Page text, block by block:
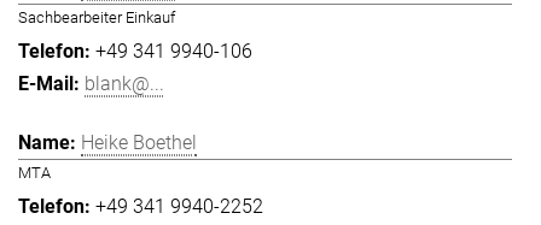
Sachbearbeiter Einkauf
+49 341 9940-106
blank@...
Heike Boethel
MTA
+49 341 9940-2252